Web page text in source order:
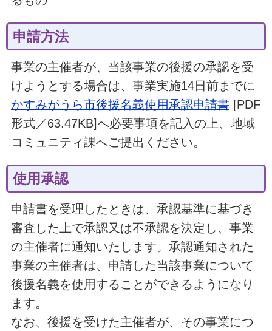
申請方法
事業の主催者が、当該事業の後援の承認を受
けようとする場合は、事業実施14日前までに
かすみがうら市後援名義使用承認申請書[PDF
形式／63.47KB]へ必要事項を記入の上、地域
コミュニティ課へご提出ください。
使用承認
申請書を受理したときは、承認基準に基づき
審査した上で承認又は不承認を決定し、事業
の主催者に通知いたします。承認通知された
事業の主催者は、申請した当該事業について
後援名義を使用することができるようになり
ます。
なお、後援を受けた主催者が、その事業につ